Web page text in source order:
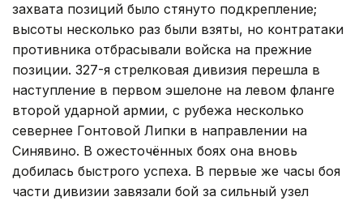
захвата позиций было стянуто подкрепление;
высоты несколько раз были взяты, но контратаки
противника отбрасывали войска на прежние
позиции. 327-я стрелковая дивизия перешла в
наступление в первом эшелоне на левом фланге
второй ударной армии, с рубежа несколько
севернее Гонтовой Липки в направлении на
Синявино. В ожесточённых боях она вновь
добилась быстрого успеха. В первые же часы боя
части дивизии завязали бой за сильный узел